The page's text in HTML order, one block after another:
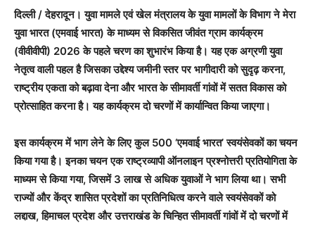
दिल्ली / देहरादून। युवा मामले एवं खेल मंत्रालय के युवा मामलों के विभाग ने मेरा
युवा भारत (एमवाई भारत) के माध्यम से विकसित जीवंत ग्राम कार्यक्रम
(वीवीवीपी) 2026 के पहले चरण का शुभारंभ किया है। यह एक अग्रणी युवा
नेतृत्व वाली पहल है जिसका उद्देश्य जमीनी स्तर पर भागीदारी को सुदृढ़ करना,
राष्ट्रीय एकता को बढ़ावा देना और भारत के सीमावर्ती गांवों में सतत विकास को
प्रोत्साहित करना है। यह कार्यक्रम दो चरणों में कार्यान्वित किया जाएगा।
इस कार्यक्रम में भाग लेने के लिए कुल 500 ‘एमवाई भारत’ स्वयंसेवकों का चयन
किया गया है। इनका चयन एक राष्ट्रव्यापी ऑनलाइन प्रश्नोत्तरी प्रतियोगिता के
माध्यम से किया गया, जिसमें 3 लाख से अधिक युवाओं ने भाग लिया था। सभी
राज्यों और केंद्र शासित प्रदेशों का प्रतिनिधित्व करने वाले स्वयंसेवकों को
लद्दाख, हिमाचल प्रदेश और उत्तराखंड के चिन्हित सीमावर्ती गांवों में दो चरणों में